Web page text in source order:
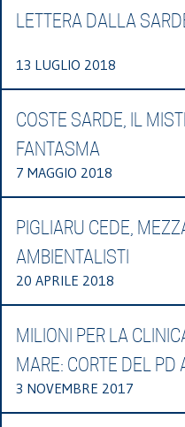
LETTERA DALLA
13 LUGLIO 2018
COSTE SARDE, IL
FANTASMA
7 MAGGIO 2018
PIGLIARU CEDE,
AMBIENTALISTI
20 APRILE 2018
MILIONI PER LA
MARE: CORTE DEL PD
3 NOVEMBRE 2017